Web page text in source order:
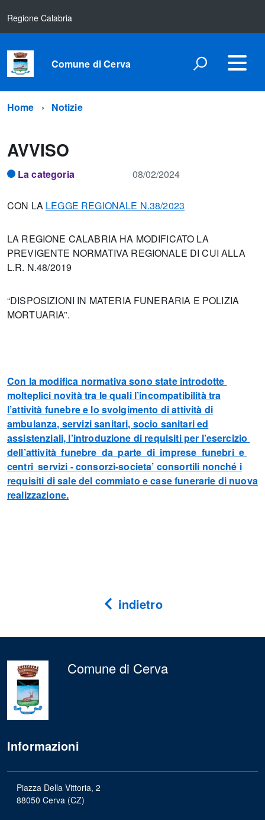
Regione Calabria
Comune di Cerva
Home Notizie
AVVISO
La categoria 08/02/2024
CON LA LEGGE REGIONALE N.38/2023
LA REGIONE CALABRIA HA MODIFICATO LA
PREVIGENTE NORMATIVA REGIONALE DI CUI ALLA
L.R. N.48/2019
“DISPOSIZIONI IN MATERIA FUNERARIA E POLIZIA
MORTUARIA”.
Con la modifica normativa sono state introdotte
molteplici novità tra le quali l’incompatibilità tra
l’attività funebre e lo svolgimento di attività di
ambulanza, servizi sanitari, socio sanitari ed
assistenziali, l’introduzione di requisiti per l’esercizio
dell’attività funebre da parte di imprese funebri e
centri servizi - consorzi-societa’ consortili nonché i
requisiti di sale del commiato e case funerarie di nuova
realizzazione.
indietro
Comune di Cerva
Informazioni
Piazza Della Vittoria, 2
88050 Cerva (CZ)